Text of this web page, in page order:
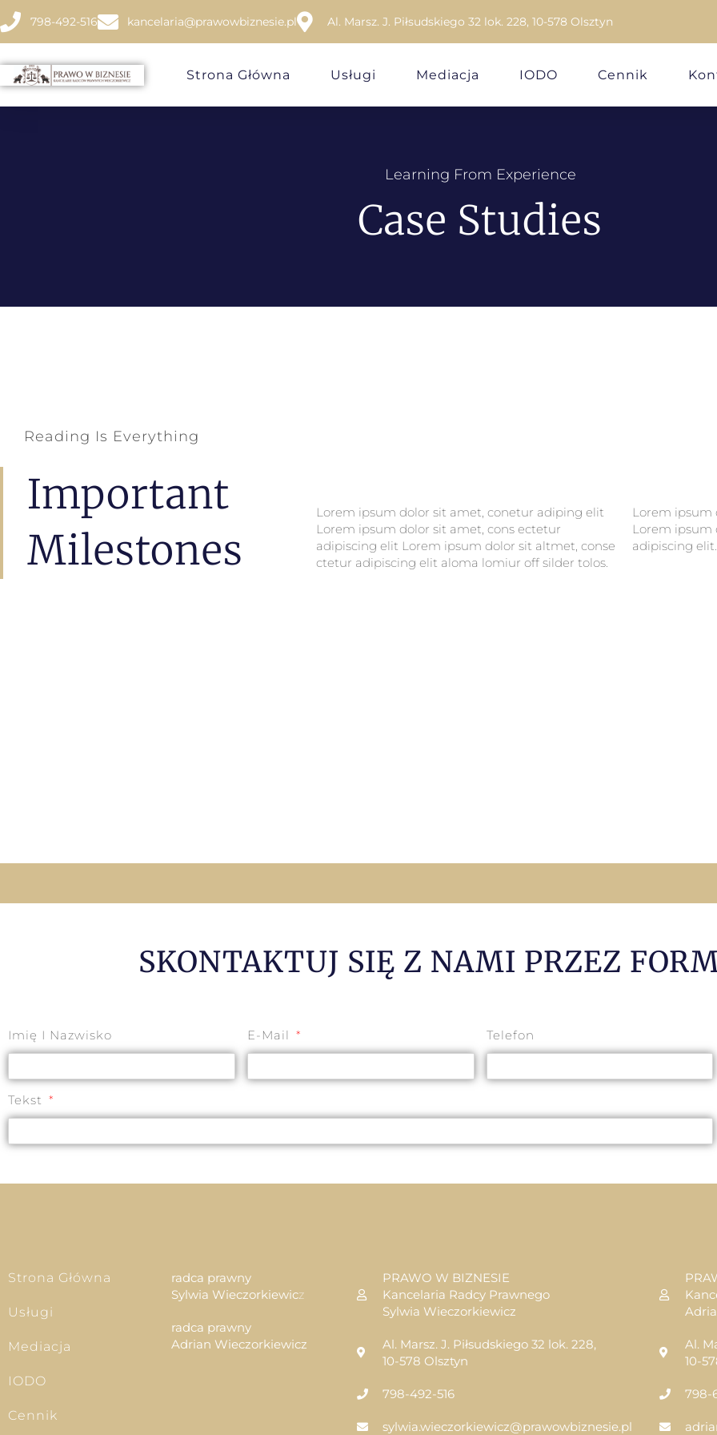
798-492-516 kancelaria@prawowbiznesie.pl Al. Marsz. J. Piłsudskiego 32 lok. 228, 10-578 Olsztyn
Strona Główna Usługi Mediacja IODO Cennik
Learning From Experience
Case Studies
Reading Is Everything
Important
Milestones
Lorem ipsum dolor sit amet, conetur adiping elit
Lorem ipsum dolor sit amet, cons ectetur
adipiscing elit Lorem ipsum dolor sit altmet, conse
ctetur adipiscing elit aloma lomiur off silder tolos.
Lorem ipsum dolor sitlor amet, conetur adiping elit
Lorem ipsum dolor sit amet, consectetur
adipiscing elit.
SKONTAKTUJ SIĘ Z NAMI PRZEZ
Imię I Nazwisko E-Mail Telefon
Tekst
Strona Główna
Usługi
Mediacja
IODO
Cennik
radca prawny
Sylwia Wieczorkiewicz
radca prawny
Adrian Wieczorkiewicz
PRAWO W BIZNESIE
Kancelaria Radcy Prawnego
Sylwia Wieczorkiewicz
Al. Marsz. J. Piłsudskiego 32 lok. 228,
10-578 Olsztyn
798-492-516
sylwia.wieczorkiewicz@prawowbiznesie.pl
Al.
10-
798-